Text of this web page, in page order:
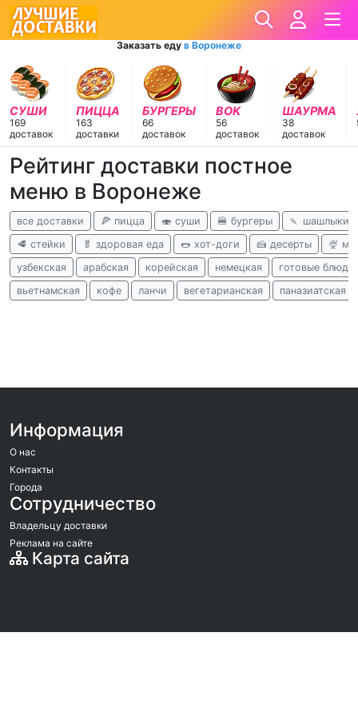
Заказать еду в Воронеже
СУШИ
169
доставок
ПИЦЦА
163
доставки
БУРГЕРЫ
66
доставок
ВОК
56
доставок
ШАУРМА
38
доставок
Рейтинг доставки постное
меню в Воронеже
все доставки 🍕 пицца 🍣 суши 🍔 бургеры
🍡 шашлыки
🥩 стейки
🥬 здоровая еда 🌭 хот-доги 🍰 десерты
🍨
узбекская
арабская корейская немецкая
готовые блюда
вьетнамская
кофе ланчи вегетарианская паназиатская
Информация
О нас
Контакты
Города
Сотрудничество
Владельцу доставки
Реклама на сайте
Карта сайта